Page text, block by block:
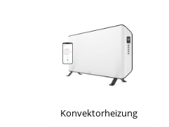
Konvektorheizung